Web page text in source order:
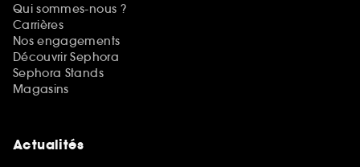
Qui sommes-nous ?
Carrières
Nos engagements
Découvrir Sephora
Sephora Stands
Magasins
Actualités